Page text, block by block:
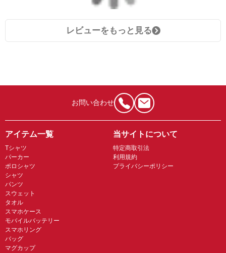
レビューをもっと見る
お問い合わせ
アイテム一覧
Tシャツ
パーカー
ポロシャツ
シャツ
パンツ
スウェット
タオル
スマホケース
モバイルバッテリー
スマホリング
バッグ
マグカップ
当サイトについて
特定商取引法
利用規約
プライバシーポリシー